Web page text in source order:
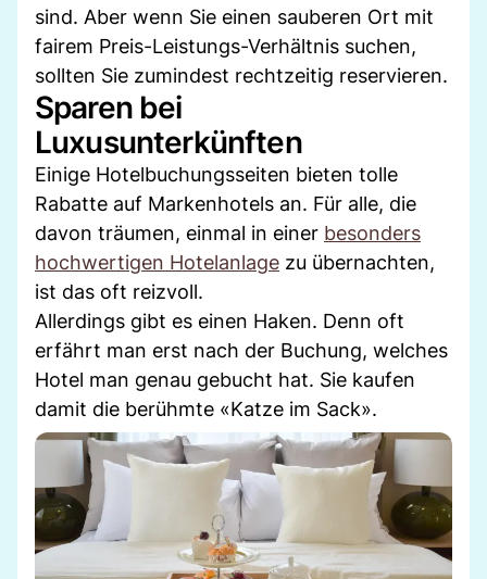
sind. Aber wenn Sie einen sauberen Ort mit
fairem Preis-Leistungs-Verhältnis suchen,
sollten Sie zumindest rechtzeitig reservieren.
Sparen bei
Luxusunterkünften
Einige Hotelbuchungsseiten bieten tolle
Rabatte auf Markenhotels an. Für alle, die
davon träumen, einmal in einer besonders
hochwertigen Hotelanlage zu übernachten,
ist das oft reizvoll.
Allerdings gibt es einen Haken. Denn oft
erfährt man erst nach der Buchung, welches
Hotel man genau gebucht hat. Sie kaufen
damit die berühmte «Katze im Sack».